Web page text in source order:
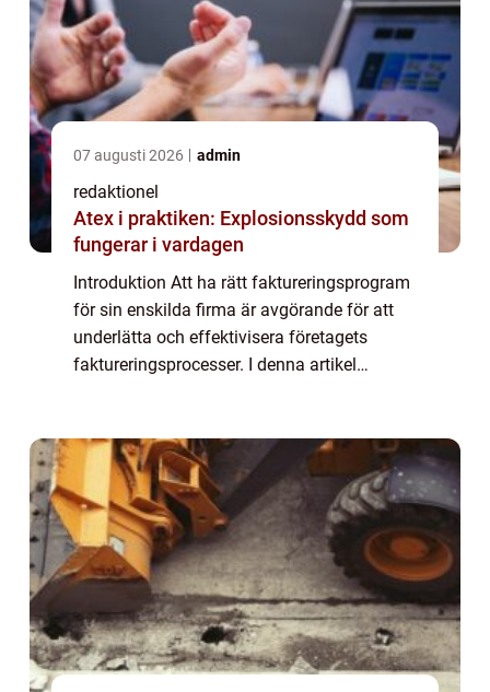
07 augusti 2026 admin
redaktionel
Atex i praktiken: Explosionsskydd som
fungerar i vardagen
Introduktion Att ha rätt faktureringsprogram
för sin enskilda firma är avgörande för att
underlätta och effektivisera företagets
faktureringsprocesser. I denna artikel